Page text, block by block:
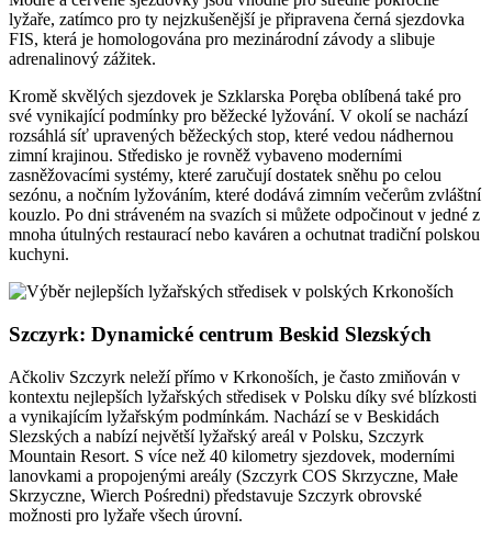
lyžaře, zatímco pro ty nejzkušenější je připravena černá sjezdovka
FIS, která je homologována pro mezinárodní závody a slibuje
adrenalinový zážitek.
Kromě skvělých sjezdovek je Szklarska Poręba oblíbená také pro
své vynikající podmínky pro běžecké lyžování. V okolí se nachází
rozsáhlá síť upravených běžeckých stop, které vedou nádhernou
zimní krajinou. Středisko je rovněž vybaveno moderními
zasněžovacími systémy, které zaručují dostatek sněhu po celou
sezónu, a nočním lyžováním, které dodává zimním večerům zvláštní
kouzlo. Po dni stráveném na svazích si můžete odpočinout v jedné z
mnoha útulných restaurací nebo kaváren a ochutnat tradiční polskou
kuchyni.
Szczyrk: Dynamické centrum Beskid Slezských
Ačkoliv Szczyrk neleží přímo v Krkonoších, je často zmiňován v
kontextu nejlepších lyžařských středisek v Polsku díky své blízkosti
a vynikajícím lyžařským podmínkám. Nachází se v Beskidách
Slezských a nabízí největší lyžařský areál v Polsku, Szczyrk
Mountain Resort. S více než 40 kilometry sjezdovek, moderními
lanovkami a propojenými areály (Szczyrk COS Skrzyczne, Małe
Skrzyczne, Wierch Pośredni) představuje Szczyrk obrovské
možnosti pro lyžaře všech úrovní.